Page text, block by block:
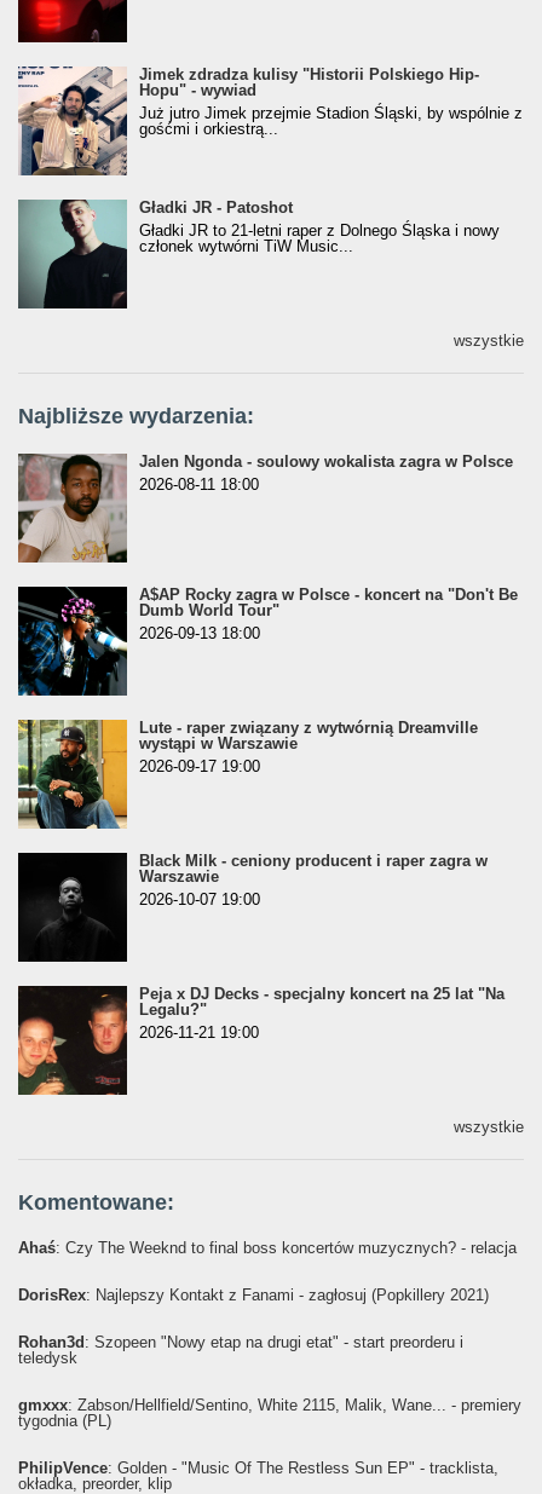
Jimek zdradza kulisy "Historii Polskiego Hip-
Hopu" - wywiad
Jimek zdradza kulisy "Historii Polskiego Hip-
Hopu" - wywiad
Już jutro Jimek przejmie Stadion Śląski, by wspólnie z
gośćmi i orkiestrą...
Gładki JR - Patoshot
Gładki JR - Patoshot
Gładki JR to 21-letni raper z Dolnego Śląska i nowy
członek wytwórni TiW Music...
wszystkie
Najbliższe wydarzenia:
Jalen Ngonda - soulowy wokalista zagra w Polsce
2026-08-11 18:00
A$AP Rocky zagra w Polsce - koncert na "Don't Be
Dumb World Tour"
2026-09-13 18:00
Lute - raper związany z wytwórnią Dreamville
wystąpi w Warszawie
2026-09-17 19:00
Black Milk - ceniony producent i raper zagra w
Warszawie
2026-10-07 19:00
Peja x DJ Decks - specjalny koncert na 25 lat "Na
Legalu?"
2026-11-21 19:00
wszystkie
Komentowane:
Ahaś: Czy The Weeknd to final boss koncertów muzycznych? - relacja
DorisRex: Najlepszy Kontakt z Fanami - zagłosuj (Popkillery 2021)
Rohan3d : Szopeen "Nowy etap na drugi etat" - start preorderu i
teledysk
gmxxx: Żabson/Hellfield/Sentino, White 2115, Malik, Wane... - premiery
tygodnia (PL)
PhilipVence: Golden - "Music Of The Restless Sun EP" - tracklista,
okładka, preorder, klip